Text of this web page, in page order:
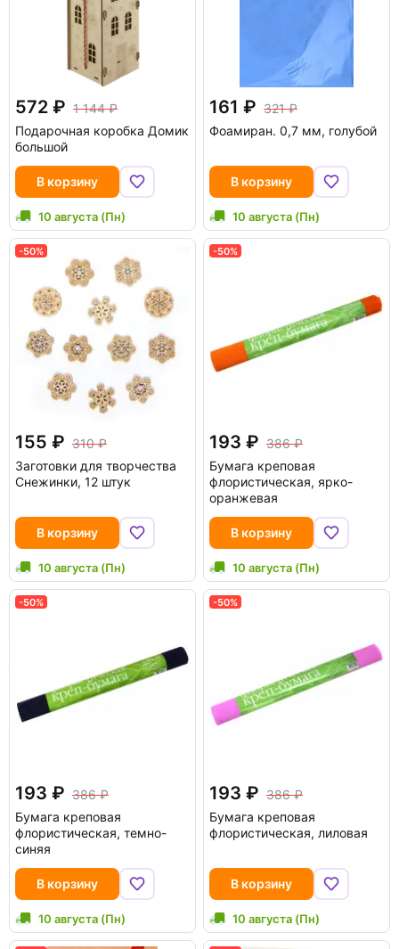
572
1 144
Подарочная коробка Домик
большой
В корзину
10 августа (Пн)
161
321
Фоамиран. 0,7 мм, голубой
В корзину
10 августа (Пн)
-50%
155
310
Заготовки для творчества
Снежинки, 12 штук
В корзину
10 августа (Пн)
-50%
193
386
Бумага креповая
флористическая, ярко-
оранжевая
В корзину
10 августа (Пн)
-50%
193
386
Бумага креповая
флористическая, темно-
синяя
В корзину
10 августа (Пн)
-50%
193
386
Бумага креповая
флористическая, лиловая
В корзину
10 августа (Пн)